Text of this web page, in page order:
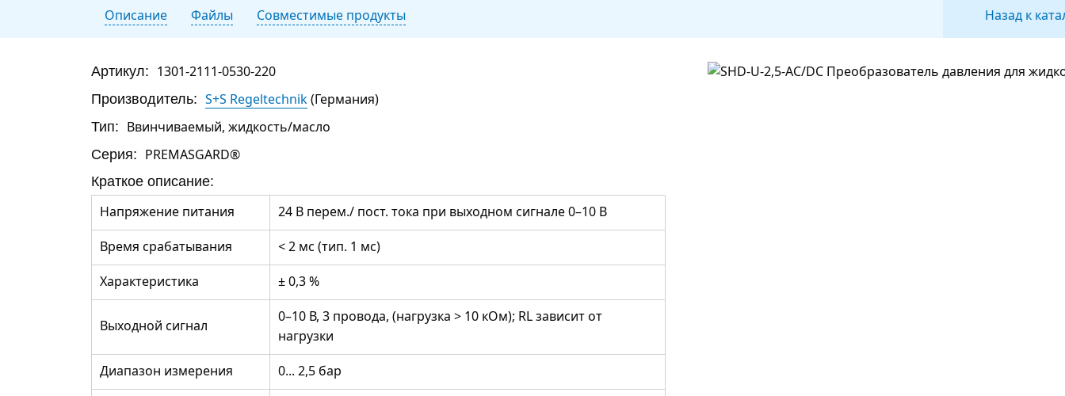
Описание Файлы Совместимые продукты Назад к
Артикул: 1301-2111-0530-220
Производитель: S+S Regeltechnik(Германия)
Тип: Ввинчиваемый, жидкость/масло
Серия: PREMASGARD®
Краткое описание:
Напряжение питания
24 В перем./ пост. тока при выходном сигнале 0–10 B
Время срабатывания
< 2 мс (тип. 1 мс)
Характеристика
± 0,3 %
Выходной сигнал
0–10 В, 3 провода, (нагрузка > 10 кОм); RL зависит от
нагрузки
Диапазон измерения
0... 2,5 бар